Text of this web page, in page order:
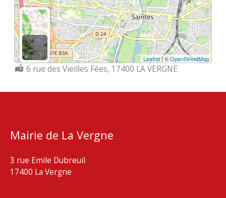
Leaflet| ©OpenStreetMap
Localisation :
6 rue des Vieilles Fées, 17400 LA VERGNE
Mairie de La Vergne
3 rue Emile Dubreuil
17400 La Vergne